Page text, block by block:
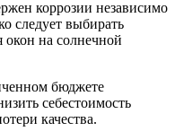
коррозии независимо
следует выбирать
на солнечной
бюджете
себестоимость
качества.